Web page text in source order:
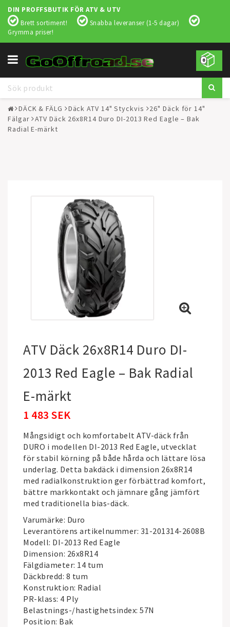
DIN PROFFSBUTIK FÖR ATV & UTV
Brett sortiment!
Snabba leveranser (1-5 dagar)
Grymma priser!
0
Toggle
navigation
DÄCK & FÄLG Däck ATV 14" Styckvis
26" Däck för 14"
Fälgar
ATV Däck 26x8R14 Duro DI-2013 Red Eagle – Bak
Radial E-märkt
ATV Däck 26x8R14 Duro DI-
2013 Red Eagle – Bak Radial
E-märkt
1 483 SEK
Mångsidigt och komfortabelt ATV-däck från
DURO i modellen DI-2013 Red Eagle, utvecklat
för stabil körning på både hårda och lättare lösa
underlag. Detta bakdäck i dimension 26x8R14
med radialkonstruktion ger förbättrad komfort,
bättre markkontakt och jämnare gång jämfört
med traditionella bias-däck.
Varumärke: Duro
Leverantörens artikelnummer: 31-201314-2608B
Modell: DI-2013 Red Eagle
Dimension: 26x8R14
Fälgdiameter: 14 tum
Däckbredd: 8 tum
Konstruktion: Radial
PR-klass: 4 Ply
Belastnings-/hastighetsindex: 57N
Position: Bak